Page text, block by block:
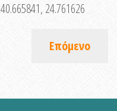
40.665841, 24.761626
Επόμενο